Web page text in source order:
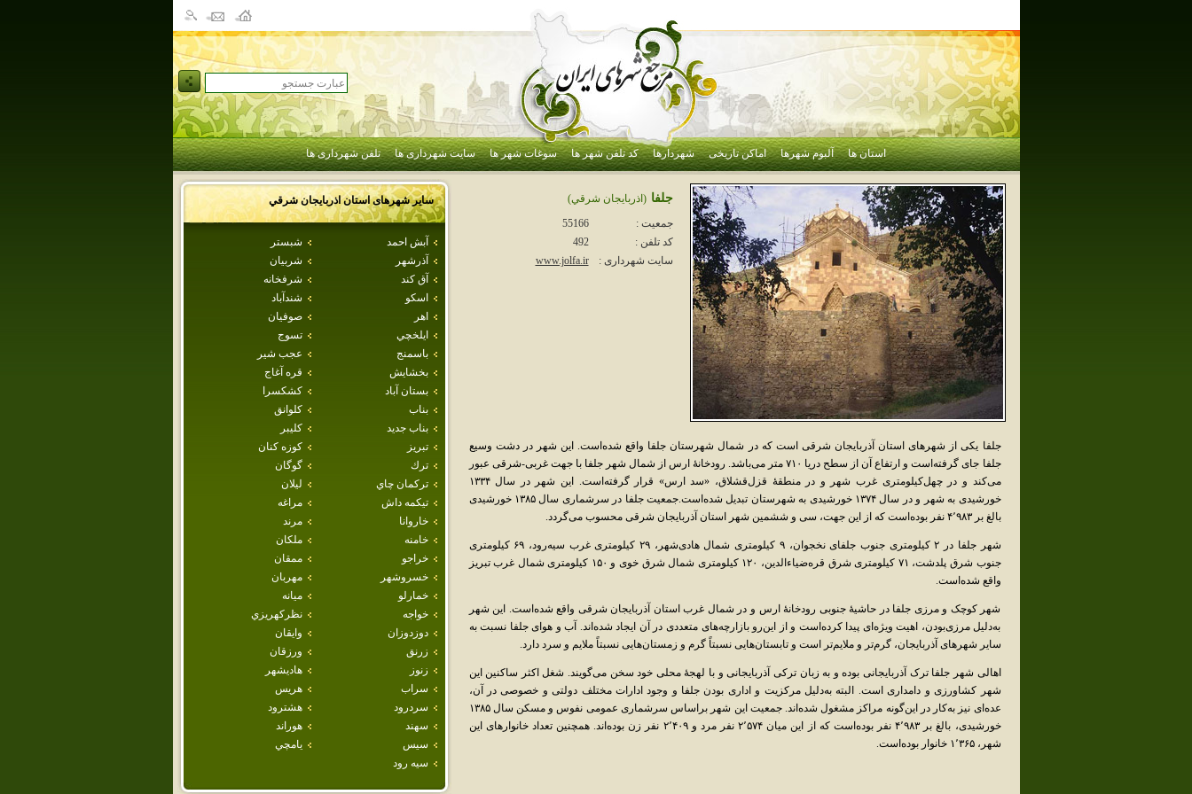
استان ها آلبوم شهرها اماکن تاریخی شهردارها کد تلفن شهر ها سوغات شهر ها سایت شهرداری ها تلفن شهرداری ها
سایر شهرهای استاناذربايجان شرقي
آبش احمد
شبستر
آذرشهر
شربيان
آق كند
شرفخانه
اسكو
شندآباد
اهر
صوفيان
ايلخچي
تسوج
باسمنج
عجب شير
بخشايش
قره آغاج
بستان آباد
كشكسرا
بناب
كلوانق
بناب جديد
كليبر
تبريز
كوزه كنان
ترك
گوگان
تركمان چاي
ليلان
تيكمه داش
مراغه
خاروانا
مرند
خامنه
ملكان
خراجو
ممقان
خسروشهر
مهربان
خمارلو
ميانه
خواجه
نظركهريزي
دوزدوزان
وايقان
زرنق
ورزقان
زنوز
هاديشهر
سراب
هريس
سردرود
هشترود
سهند
هوراند
سيس
يامچي
سيه رود
جلفا (اذربايجان شرقي)
جمعیت :
55166
کد تلفن :
492
سایت شهرداری :
www.jolfa.ir
جلفا یکی از شهرهای استان آذربایجان شرقی است که در شمال شهرستان جلفا واقع شده‌است. این شهر در دشت وسیع
جلفا جای گرفته‌است و ارتفاع آن از سطح دریا ۷۱۰ متر می‌باشد. رودخانهٔ ارس از شمال شهر جلفا با جهت غربی-شرقی عبور
می‌کند و در چهل‌کیلومتری غرب شهر و در منطقهٔ قزل‌قشلاق، «سد ارس» قرار گرفته‌است. این شهر در سال ۱۳۳۴
خورشیدی به شهر و در سال ۱۳۷۴ خورشیدی به شهرستان تبدیل شده‌است.جمعیت جلفا در سرشماری سال ۱۳۸۵ خورشیدی
بالغ بر ۴٬۹۸۳ نفر بوده‌است که از این جهت، سی و ششمین شهر استان آذربایجان شرقی محسوب می‌گردد.
شهر جلفا در ۲ کیلومتری جنوب جلفای نخجوان، ۹ کیلومتری شمال هادی‌شهر، ۲۹ کیلومتری غرب سیه‌رود، ۶۹ کیلومتری
جنوب شرق پلدشت، ۷۱ کیلومتری شرق قره‌ضیاءالدین، ۱۲۰ کیلومتری شمال شرق خوی و ۱۵۰ کیلومتری شمال غرب تبریز
واقع شده‌است.
شهر کوچک و مرزی جلفا در حاشیهٔ جنوبی رودخانهٔ ارس و در شمال غرب استان آذربایجان شرقی واقع شده‌است. این شهر
به‌دلیل مرزی‌بودن، اهیت ویژه‌ای پیدا کرده‌است و از این‌رو بازارچه‌های متعددی در آن ایجاد شده‌اند. آب و هوای جلفا نسبت به
سایر شهرهای آذربایجان، گرم‌تر و ملایم‌تر است و تابستان‌هایی نسبتاً گرم و زمستان‌هایی نسبتاً ملایم و سرد دارد.
اهالی شهر جلفا ترک آذربایجانی بوده و به زبان ترکی آذربایجانی و با لهجهٔ محلی خود سخن می‌گویند. شغل اکثر ساکنین این
شهر کشاورزی و دامداری است. البته به‌دلیل مرکزیت و اداری بودن جلفا و وجود ادارات مختلف دولتی و خصوصی در آن،
عده‌ای نیز به‌کار در این‌گونه مراکز مشغول شده‌اند. جمعیت این شهر براساس سرشماری عمومی نفوس و مسکن سال ۱۳۸۵
خورشیدی، بالغ بر ۴٬۹۸۳ نفر بوده‌است که از این میان ۲٬۵۷۴ نفر مرد و ۲٬۴۰۹ نفر زن بوده‌اند. همچنین تعداد خانوارهای این
شهر، ۱٬۳۶۵ خانوار بوده‌است.